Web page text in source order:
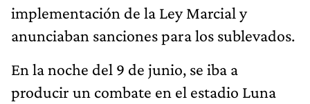
implementación de la Ley Marcial y
anunciaban sanciones para los sublevados.
En la noche del 9 de junio, se iba a
producir un combate en el estadio Luna